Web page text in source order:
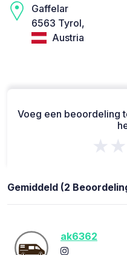
Gaffelar
6563 Tyrol,
Austria
Voeg een beoordeling
Gemiddeld (2
ak6362